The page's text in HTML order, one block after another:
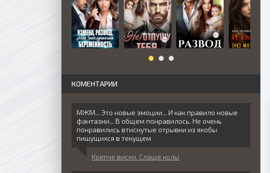
КОМЕНТАРИИ
МЖМ... Это новые эмоции... И как правило новые
фантазии... В общем понравилось. Не очень
понравились втиснутые отрывки из якобы
пишущихся в текущем
Крепче виски. Слаще колы